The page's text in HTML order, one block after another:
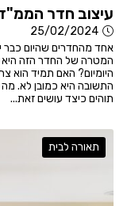
עיצוב חדר
25/02/2024
אחד מהחדרים שהיום
המטרה של החדר הזה היא
היומיום? האם תמיד הוא
התשובה היא כמובן לא.
תוהים כיצד עושים זאת...
תאורה לבית